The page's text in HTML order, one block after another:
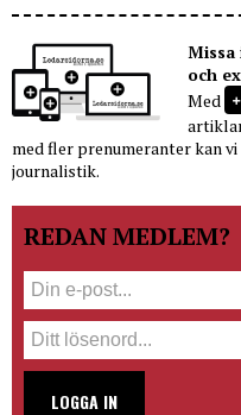
och
Med
med fler prenumeranter kan
journalistik.
REDAN MEDLEM?
LOGGA IN